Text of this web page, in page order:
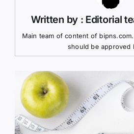
Written by : Editorial
Main team of content of
should be approved